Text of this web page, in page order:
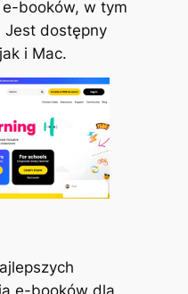
booków, w tym
dostępny
i Mac.
e-booków dla